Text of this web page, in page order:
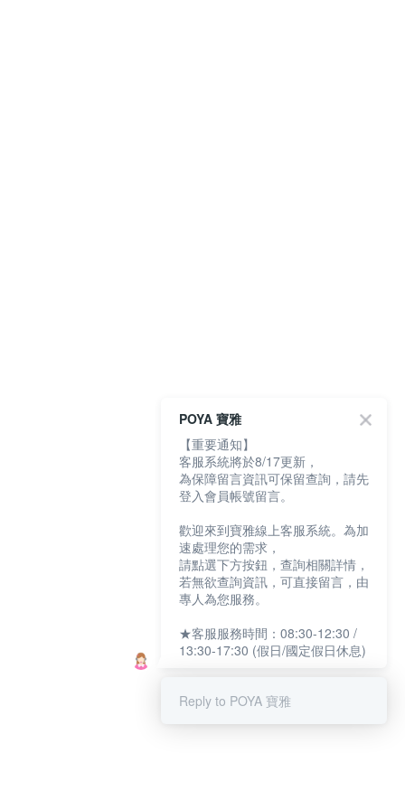
POYA 寶雅
【重要通知】
客服系統將於8/17更新，
為保障留言資訊可保留查詢，請先
登入會員帳號留言。
歡迎來到寶雅線上客服系統。為加
速處理您的需求，
請點選下方按鈕，查詢相關詳情，
若無欲查詢資訊，可直接留言，由
專人為您服務。
★客服服務時間：08:30-12:30 /
13:30-17:30 (假日/國定假日休息)
Reply to POYA 寶雅